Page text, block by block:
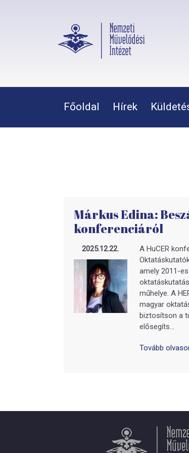
Főoldal Hírek
Márkus Edina:
konferenciáról
2025.12.22.
A HuCER
amely 2011-
műhelye. A
magyar
biztosítson a
elősegíts...
Tovább